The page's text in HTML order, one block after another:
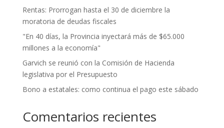
Rentas: Prorrogan hasta el 30 de diciembre la
moratoria de deudas fiscales
"En 40 días, la Provincia inyectará más de $65.000
millones a la economía"
Garvich se reunió con la Comisión de Hacienda
legislativa por el Presupuesto
Bono a estatales: como continua el pago este sábado
Comentarios recientes